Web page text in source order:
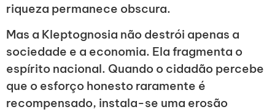
riqueza permanece obscura.
Mas a Kleptognosia não destrói apenas a
sociedade e a economia. Ela fragmenta o
espírito nacional. Quando o cidadão percebe
que o esforço honesto raramente é
recompensado, instala-se uma erosão